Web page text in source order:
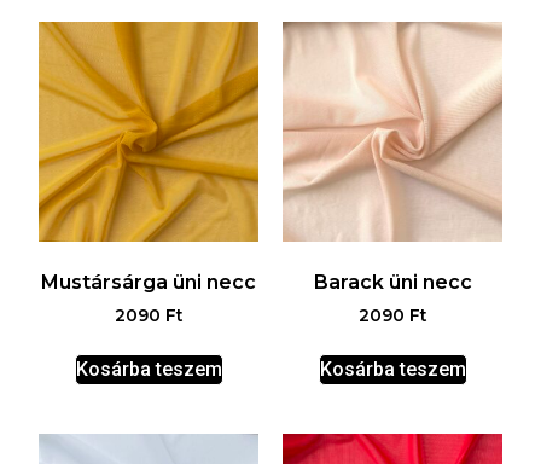
Mustársárga üni necc
2090 Ft
Kosárba teszem
Barack üni necc
2090 Ft
Kosárba teszem